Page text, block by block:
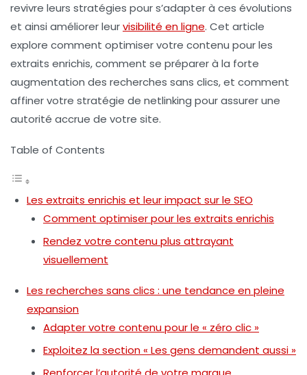
revivre leurs stratégies pour s’adapter à ces évolutions
et ainsi améliorer leurvisibilité en ligne. Cet article
explore comment optimiser votre contenu pour les
extraits enrichis, comment se préparer à la forte
augmentation des recherches sans clics, et comment
affiner votre stratégie de netlinking pour assurer une
autorité accrue de votre site.
Table of Contents
Les extraits enrichis et leur impact sur le SEO
Comment optimiser pour les extraits enrichis
Rendez votre contenu plus attrayant
visuellement
Les recherches sans clics : une tendance en pleine
expansion
Adapter votre contenu pour le « zéro clic »
Exploitez la section « Les gens demandent aussi »